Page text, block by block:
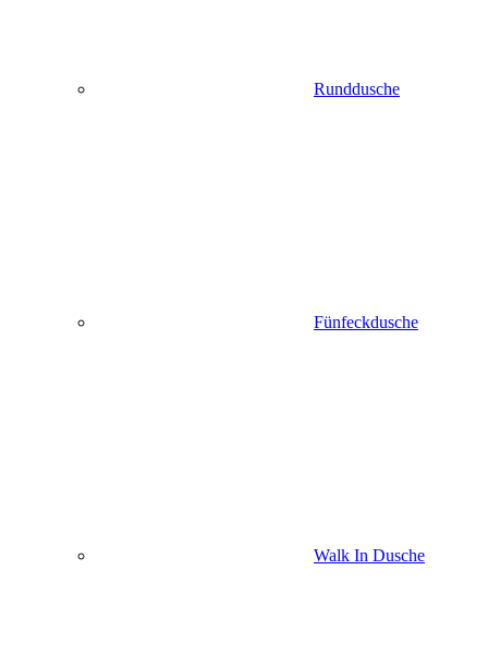
Runddusche
Fünfeckdusche
Walk In Dusche